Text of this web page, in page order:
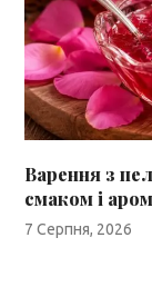
Варення з
смаком і
7 Серпня, 2026